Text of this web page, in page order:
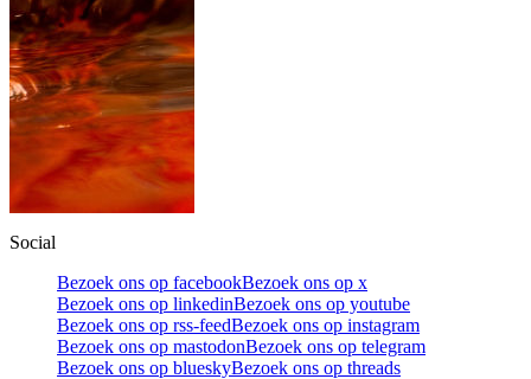
Social
Bezoek ons op facebookBezoek ons op x
Bezoek ons op linkedinBezoek ons op youtube
Bezoek ons op rss-feedBezoek ons op instagram
Bezoek ons op mastodonBezoek ons op telegram
Bezoek ons op blueskyBezoek ons op threads